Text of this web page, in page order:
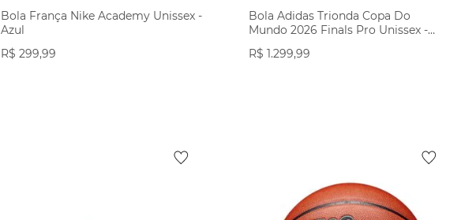
Bola França Nike Academy Unissex -
Azul
R$ 299,99
Bola Adidas Trionda Copa Do
Mundo 2026 Finals Pro Unissex -
Branca
R$ 1.299,99